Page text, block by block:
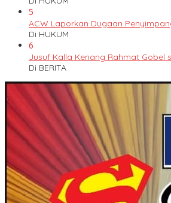
5
ACW Laporkan Dugaan
Di HUKUM
6
Jusuf Kalla Kenang Rahmat Gobel
Di BERITA